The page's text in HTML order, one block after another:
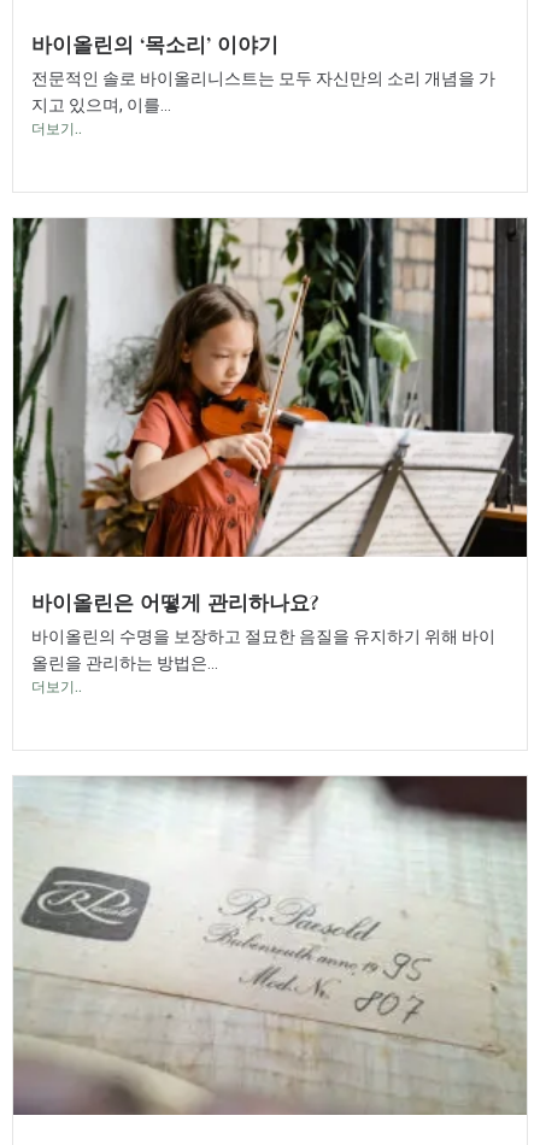
바이올린의 ‘목소리’ 이야기
전문적인 솔로 바이올리니스트는 모두 자신만의 소리 개념을 가
지고 있으며, 이를...
더보기..
바이올린은 어떻게 관리하나요?
바이올린의 수명을 보장하고 절묘한 음질을 유지하기 위해 바이
올린을 관리하는 방법은...
더보기..